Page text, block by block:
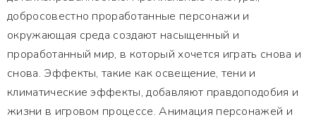
добросовестно проработанные персонажи и
окружающая среда создают насыщенный и
проработанный мир, в который хочется играть снова и
снова. Эффекты, такие как освещение, тени и
климатические эффекты, добавляют правдоподобия и
жизни в игровом процессе. Анимация персонажей и